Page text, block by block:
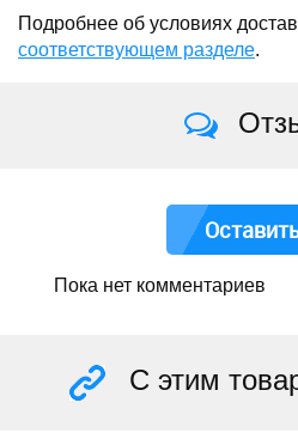
Подробнее об условиях
соответствующем разделе.
Пока нет комментариев
С этим